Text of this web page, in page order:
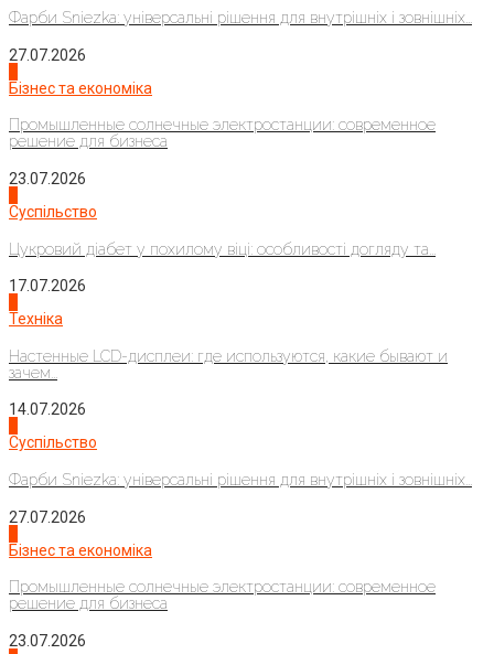
Фарби Sniezka: універсальні рішення для внутрішніх і зовнішніх...
27.07.2026
Бізнес та економіка
Промышленные солнечные электростанции: современное
решение для бизнеса
23.07.2026
Суспільство
Цукровий діабет у похилому віці: особливості догляду та...
17.07.2026
Техніка
Настенные LCD-дисплеи: где используются, какие бывают и
зачем...
14.07.2026
Суспільство
Фарби Sniezka: універсальні рішення для внутрішніх і зовнішніх...
27.07.2026
Бізнес та економіка
Промышленные солнечные электростанции: современное
решение для бизнеса
23.07.2026